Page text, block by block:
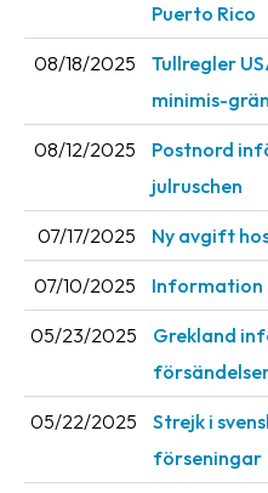
Prohibited
dangerous
content
Puerto Rico
08/18/2025
Tullregler
minimis-
08/12/2025
Postnord
julruschen
07/17/2025 Ny avgift
07/10/2025 Information
05/23/2025
Grekland
05/22/2025
Strejk i
förseningar